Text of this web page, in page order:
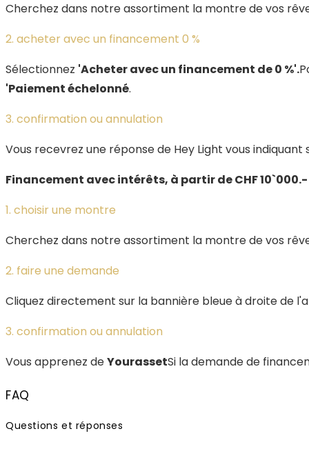
Cherchez dans notre assortiment la montre de vos
2. acheter avec un financement 0 %
Sélectionnez 'Acheter avec un financement de 0 %'.
'Paiement échelonné.
3. confirmation ou annulation
Vous recevrez une réponse de Hey Light vous
Financement avec intérêts, à partir de CHF
1. choisir une montre
Cherchez dans notre assortiment la montre de vos
2. faire une demande
Cliquez directement sur la bannière bleue à droite de
3. confirmation ou annulation
Vous apprenez deYourassetSi la demande de
FAQ
Questions et réponses